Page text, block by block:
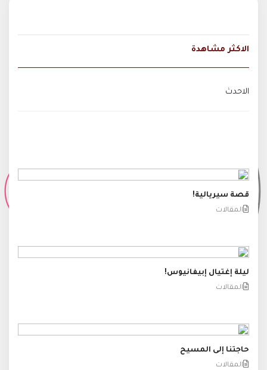
الاكثر مشاهدة
الاحدث
قصة سيريالية!
المقالات
ليلة إغتيال إبيفانيوس!
المقالات
حاجتنا إلى المسيح
المقالات